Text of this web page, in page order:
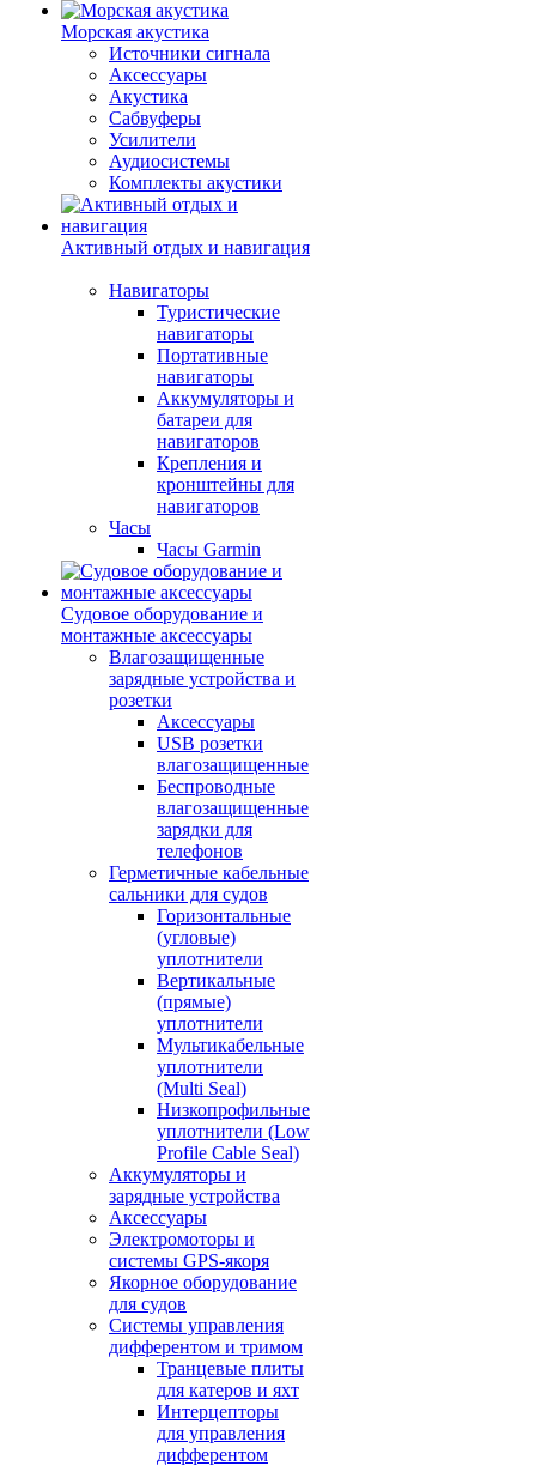
Морская акустика
Источники сигнала
Аксессуары
Акустика
Сабвуферы
Усилители
Аудиосистемы
Комплекты акустики
Активный отдых и навигация
Навигаторы
Туристические
навигаторы
Портативные
навигаторы
Аккумуляторы и
батареи для
навигаторов
Крепления и
кронштейны для
навигаторов
Часы
Часы Garmin
Судовое оборудование и
монтажные аксессуары
Влагозащищенные
зарядные устройства и
розетки
Аксессуары
USB розетки
влагозащищенные
Беспроводные
влагозащищенные
зарядки для
телефонов
Герметичные кабельные
сальники для судов
Горизонтальные
(угловые)
уплотнители
Вертикальные
(прямые)
уплотнители
Мультикабельные
уплотнители
(Multi Seal)
Низкопрофильные
уплотнители (Low
Profile Cable Seal)
Аккумуляторы и
зарядные устройства
Аксессуары
Электромоторы и
системы GPS-якоря
Якорное оборудование
для судов
Системы управления
дифферентом и тримом
Транцевые плиты
для катеров и яхт
Интерцепторы
для управления
дифферентом